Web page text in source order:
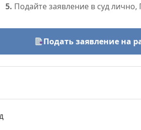
5. Подайте заявление в суд
Подать заявление на